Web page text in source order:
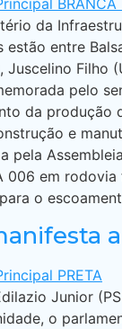
da
entre
Juscelino Filho
pelo
da produção
e
pela
006 em
o
Junior
o